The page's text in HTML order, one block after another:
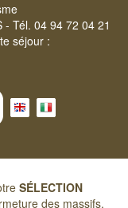
Tél. 04 94 72 04 21
séjour :
SÉLECTION
des massifs.